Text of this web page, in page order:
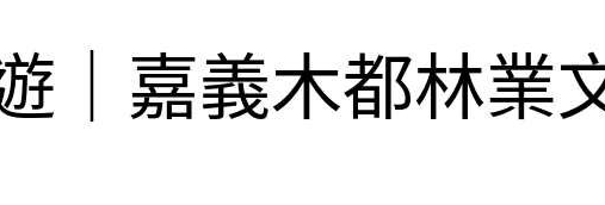
｜嘉義木都林業